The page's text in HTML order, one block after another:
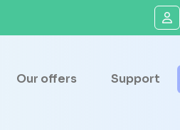
Our offers Support